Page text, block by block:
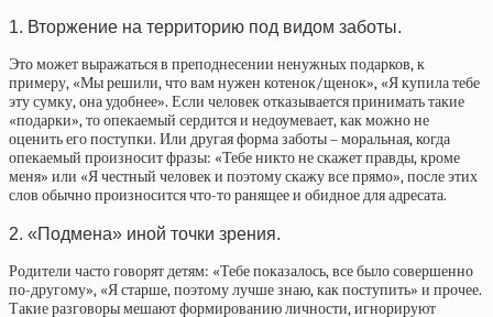
1. Вторжение на территорию под видом заботы.
Это может выражаться в преподнесении ненужных подарков, к
примеру, «Мы решили, что вам нужен котенок/щенок», «Я купила тебе
эту сумку, она удобнее». Если человек отказывается принимать такие
«подарки», то опекаемый сердится и недоумевает, как можно не
оценить его поступки. Или другая форма заботы – моральная, когда
опекаемый произносит фразы: «Тебе никто не скажет правды, кроме
меня» или «Я честный человек и поэтому скажу все прямо», после этих
слов обычно произносится что-то ранящее и обидное для адресата.
2. «Подмена» иной точки зрения.
Родители часто говорят детям: «Тебе показалось, все было совершенно
по-другому», «Я старше, поэтому лучше знаю, как поступить» и прочее.
Такие разговоры мешают формированию личности, игнорируют